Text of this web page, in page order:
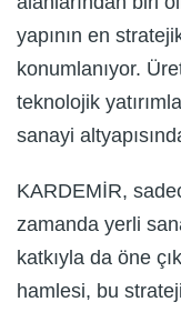
yapının en
konumlanıyor.
teknolojik
sanayi
KARDEMİR,
zamanda yerli
katkıyla da öne
hamlesi, bu